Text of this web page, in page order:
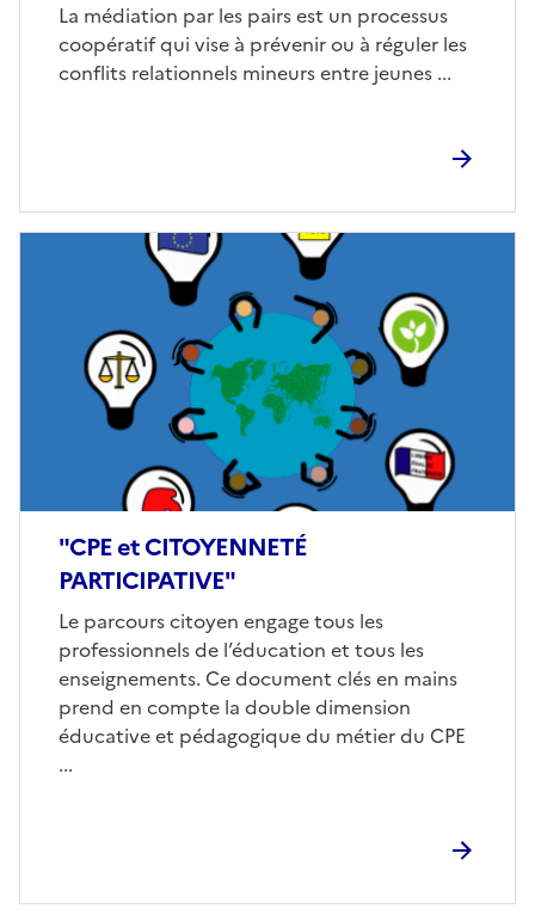
Corps
La médiation par les pairs est un processus
coopératif qui vise à prévenir ou à réguler les
conflits relationnels mineurs entre jeunes ...
"CPE et CITOYENNETÉ
PARTICIPATIVE"
Corps
Le parcours citoyen engage tous les
professionnels de l’éducation et tous les
enseignements. Ce document clés en mains
prend en compte la double dimension
éducative et pédagogique du métier du CPE
...
(conseillée)